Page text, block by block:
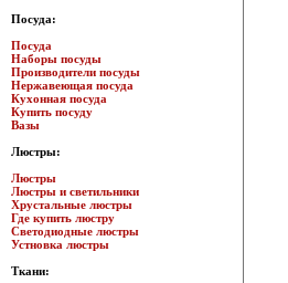
Посуда:
Посуда
Наборы посуды
Производители посуды
Нержавеющая посуда
Кухонная посуда
Купить посуду
Вазы
Люстры:
Люстры
Люстры и светильники
Хрустальные люстры
Где купить люстру
Светодиодные люстры
Устновка люстры
Ткани: